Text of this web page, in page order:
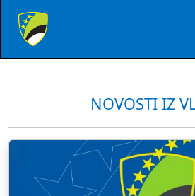
NOVOSTI IZ